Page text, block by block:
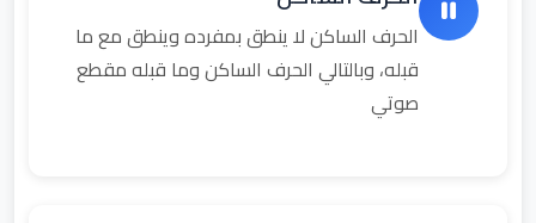
الحرف الساكن لا ينطق بمفرده وينطق مع ما
قبله، وبالتالي الحرف الساكن وما قبله مقطع
صوتي